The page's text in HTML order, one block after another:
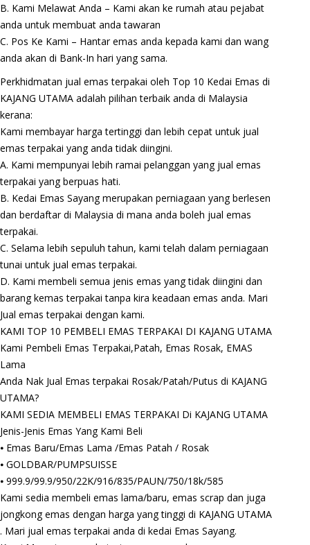
B. Kami Melawat Anda – Kami akan ke rumah atau pejabat
anda untuk membuat anda tawaran
C. Pos Ke Kami – Hantar emas anda kepada kami dan wang
anda akan di Bank-In hari yang sama.
Perkhidmatan jual emas terpakai oleh Top 10 Kedai Emas di
KAJANG UTAMA adalah pilihan terbaik anda di Malaysia
kerana:
Kami membayar harga tertinggi dan lebih cepat untuk jual
emas terpakai yang anda tidak diingini.
A. Kami mempunyai lebih ramai pelanggan yang jual emas
terpakai yang berpuas hati.
B. Kedai Emas Sayang merupakan perniagaan yang berlesen
dan berdaftar di Malaysia di mana anda boleh jual emas
terpakai.
C. Selama lebih sepuluh tahun, kami telah dalam perniagaan
tunai untuk jual emas terpakai.
D. Kami membeli semua jenis emas yang tidak diingini dan
barang kemas terpakai tanpa kira keadaan emas anda. Mari
Jual emas terpakai dengan kami.
KAMI TOP 10 PEMBELI EMAS TERPAKAI DI KAJANG UTAMA
Kami Pembeli Emas Terpakai,Patah, Emas Rosak, EMAS
Lama
Anda Nak Jual Emas terpakai Rosak/Patah/Putus di KAJANG
UTAMA?
KAMI SEDIA MEMBELI EMAS TERPAKAI Di KAJANG UTAMA
Jenis-Jenis Emas Yang Kami Beli
⦁ Emas Baru/Emas Lama /Emas Patah / Rosak
⦁ GOLDBAR/PUMPSUISSE
⦁ 999.9/99.9/950/22K/916/835/PAUN/750/18k/585
Kami sedia membeli emas lama/baru, emas scrap dan juga
jongkong emas dengan harga yang tinggi di KAJANG UTAMA
. Mari jual emas terpakai anda di kedai Emas Sayang.